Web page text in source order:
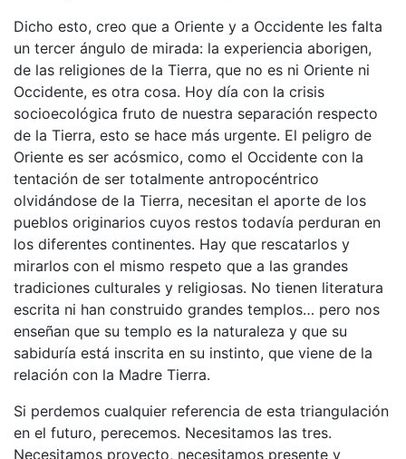
Dicho esto, creo que a Oriente y a Occidente les falta
un tercer ángulo de mirada: la experiencia aborigen,
de las religiones de la Tierra, que no es ni Oriente ni
Occidente, es otra cosa. Hoy día con la crisis
socioecológica fruto de nuestra separación respecto
de la Tierra, esto se hace más urgente. El peligro de
Oriente es ser acósmico, como el Occidente con la
tentación de ser totalmente antropocéntrico
olvidándose de la Tierra, necesitan el aporte de los
pueblos originarios cuyos restos todavía perduran en
los diferentes continentes. Hay que rescatarlos y
mirarlos con el mismo respeto que a las grandes
tradiciones culturales y religiosas. No tienen literatura
escrita ni han construido grandes templos… pero nos
enseñan que su templo es la naturaleza y que su
sabiduría está inscrita en su instinto, que viene de la
relación con la Madre Tierra.
Si perdemos cualquier referencia de esta triangulación
en el futuro, perecemos. Necesitamos las tres.
Necesitamos proyecto, necesitamos presente y